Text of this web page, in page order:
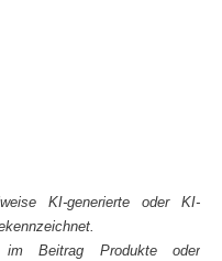
KI-generierte oder KI-
Beitrag Produkte oder